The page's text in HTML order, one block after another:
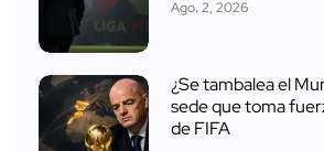
Ago. 2, 2026
¿Se tambalea el
sede que toma
de FIFA